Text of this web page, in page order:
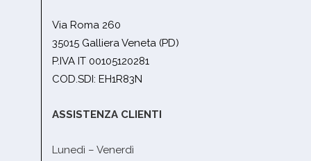
Via Roma 260
35015 Galliera Veneta (PD)
P.IVA IT 00105120281
COD.SDI: EH1R83N
ASSISTENZA CLIENTI
Lunedì – Venerdì